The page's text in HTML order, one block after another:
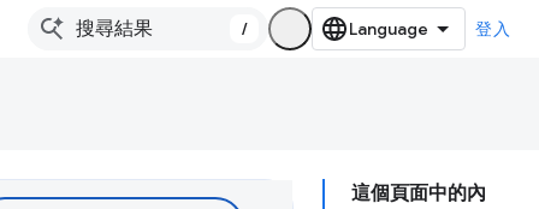
/ 登入
這個頁面中的內